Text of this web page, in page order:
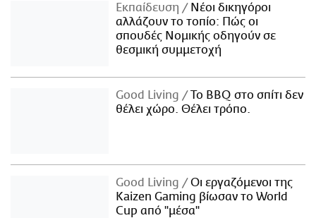
Εκπαίδευση
Νέοι δικηγόροι
αλλάζουν το τοπίο: Πώς οι
σπουδές Νομικής οδηγούν σε
θεσμική συμμετοχή
Good Living
Το BBQ στο σπίτι δεν
θέλει χώρο. Θέλει τρόπο.
Good Living
Οι εργαζόμενοι της
Kaizen Gaming βίωσαν το World
Cup από "μέσα"